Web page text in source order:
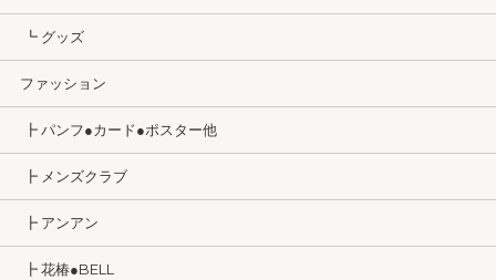
┗ グッズ
ファッション
┣ パンフ●カード●ポスター他
┣ メンズクラブ
┣ アンアン
┣ 花椿●BELL